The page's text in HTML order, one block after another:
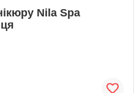
Nila Spa